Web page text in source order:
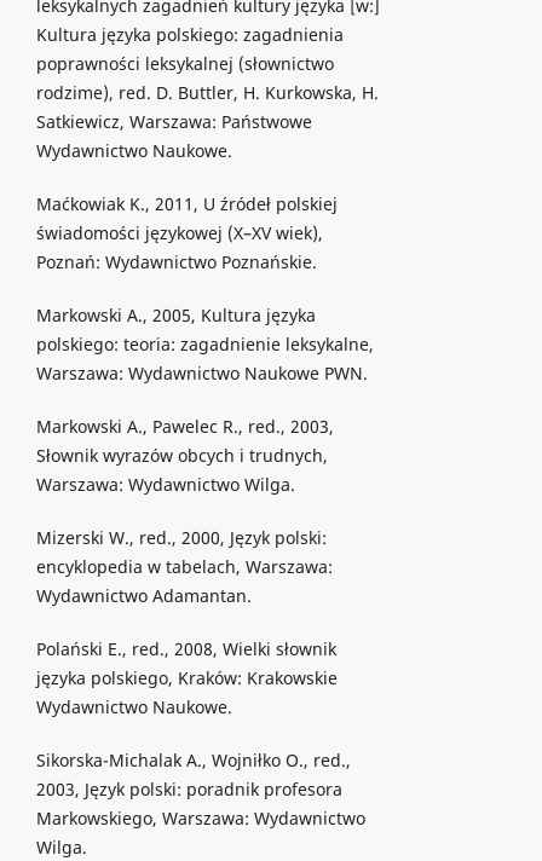
leksykalnych zagadnień kultury języka [w:]
Kultura języka polskiego: zagadnienia
poprawności leksykalnej (słownictwo
rodzime), red. D. Buttler, H. Kurkowska, H.
Satkiewicz, Warszawa: Państwowe
Wydawnictwo Naukowe.
Maćkowiak K., 2011, U źródeł polskiej
świadomości językowej (X–XV wiek),
Poznań: Wydawnictwo Poznańskie.
Markowski A., 2005, Kultura języka
polskiego: teoria: zagadnienie leksykalne,
Warszawa: Wydawnictwo Naukowe PWN.
Markowski A., Pawelec R., red., 2003,
Słownik wyrazów obcych i trudnych,
Warszawa: Wydawnictwo Wilga.
Mizerski W., red., 2000, Język polski:
encyklopedia w tabelach, Warszawa:
Wydawnictwo Adamantan.
Polański E., red., 2008, Wielki słownik
języka polskiego, Kraków: Krakowskie
Wydawnictwo Naukowe.
Sikorska-Michalak A., Wojniłko O., red.,
2003, Język polski: poradnik profesora
Markowskiego, Warszawa: Wydawnictwo
Wilga.